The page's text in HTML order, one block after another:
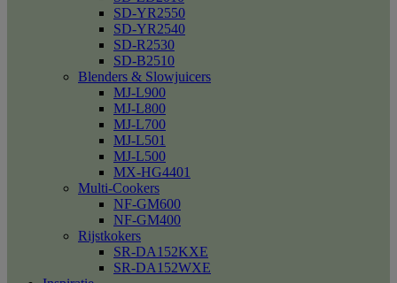
SD-YR2550
SD-YR2540
SD-R2530
SD-B2510
Blenders & Slowjuicers
MJ-L900
MJ-L800
MJ-L700
MJ-L501
MJ-L500
MX-HG4401
Multi-Cookers
NF-GM600
NF-GM400
Rijstkokers
SR-DA152KXE
SR-DA152WXE